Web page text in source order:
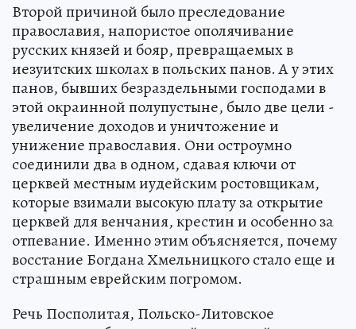
Второй причиной было преследование
православия, напористое ополячивание
русских князей и бояр, превращаемых в
иезуитских школах в польских панов. А у этих
панов, бывших безраздельными господами в
этой окраинной полупустыне, было две цели -
увеличение доходов и уничтожение и
унижение православия. Они остроумно
соединили два в одном, сдавая ключи от
церквей местным иудейским ростовщикам,
которые взимали высокую плату за открытие
церквей для венчания, крестин и особенно за
отпевание. Именно этим объясняется, почему
восстание Богдана Хмельницкого стало еще и
страшным еврейским погромом.
Речь Посполитая, Польско-Литовское